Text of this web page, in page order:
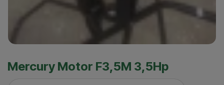
Mercury Motor F3,5M 3,5Hp